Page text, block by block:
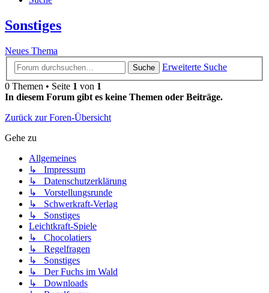
Sonstiges
Neues Thema
Suche
Erweiterte Suche
0 Themen • Seite 1 von 1
In diesem Forum gibt es keine Themen oder Beiträge.
Zurück zur Foren-Übersicht
Gehe zu
Allgemeines
↳ Impressum
↳ Datenschutzerklärung
↳ Vorstellungsrunde
↳ Schwerkraft-Verlag
↳ Sonstiges
Leichtkraft-Spiele
↳ Chocolatiers
↳ Regelfragen
↳ Sonstiges
↳ Der Fuchs im Wald
↳ Downloads